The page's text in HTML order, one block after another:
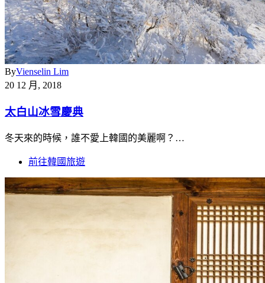
ByVienselin Lim
20 12 月, 2018
太白山冰雪慶典
冬天來的時候，誰不愛上韓國的美麗啊？…
前往韓國旅遊